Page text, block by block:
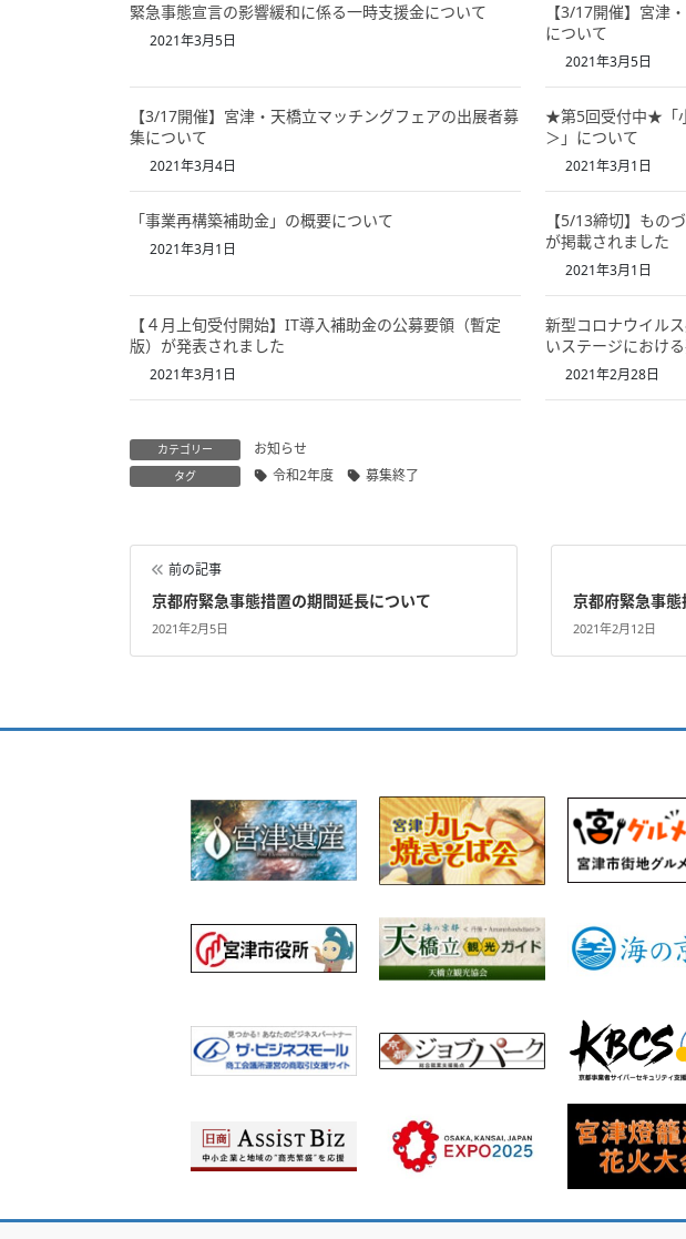
緊急事態宣言の影響緩和に係る一時支援金について
2021年3月5日
【3/17開催】宮津
について
2021年3月5日
【3/17開催】宮津・天橋立マッチングフェアの出展者募
集について
2021年3月4日
★第5回受付中★「
＞」について
2021年3月1日
「事業再構築補助金」の概要について
2021年3月1日
【5/13締切】もの
が掲載されました
2021年3月1日
【４月上旬受付開始】IT導入補助金の公募要領（暫定
版）が発表されました
2021年3月1日
新型コロナウイル
いステージにおけ
2021年2月28日
カテゴリー お知らせ
タグ 令和2年度 募集終了
前の記事
京都府緊急事態措置の期間延長について
2021年2月5日
京都府緊急事
2021年2月12日